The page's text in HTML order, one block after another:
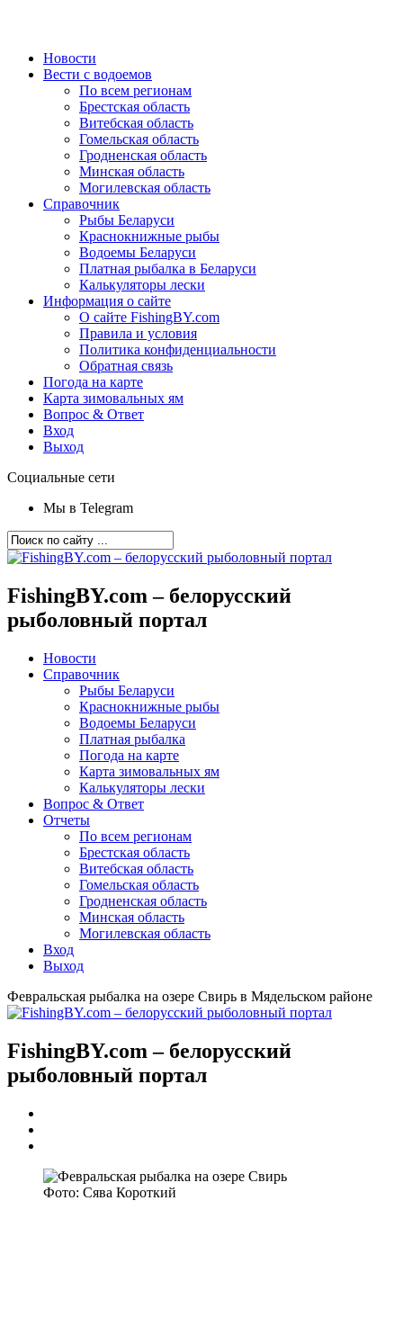
Новости
Вести с водоемов
По всем регионам
Брестская область
Витебская область
Гомельская область
Гродненская область
Минская область
Могилевская область
Справочник
Рыбы Беларуси
Краснокнижные рыбы
Водоемы Беларуси
Платная рыбалка в Беларуси
Калькуляторы лески
Информация о сайте
О сайте FishingBY.com
Правила и условия
Политика конфиденциальности
Обратная связь
Погода на карте
Карта зимовальных ям
Вопрос & Ответ
Вход
Выход
Социальные сети
Мы в Telegram
FishingBY.com – белорусский
рыболовный портал
Новости
Справочник
Рыбы Беларуси
Краснокнижные рыбы
Водоемы Беларуси
Платная рыбалка
Погода на карте
Карта зимовальных ям
Калькуляторы лески
Вопрос & Ответ
Отчеты
По всем регионам
Брестская область
Витебская область
Гомельская область
Гродненская область
Минская область
Могилевская область
Вход
Выход
Февральская рыбалка на озере Свирь в Мядельском районе
FishingBY.com – белорусский
рыболовный портал
Фото: Сява Короткий